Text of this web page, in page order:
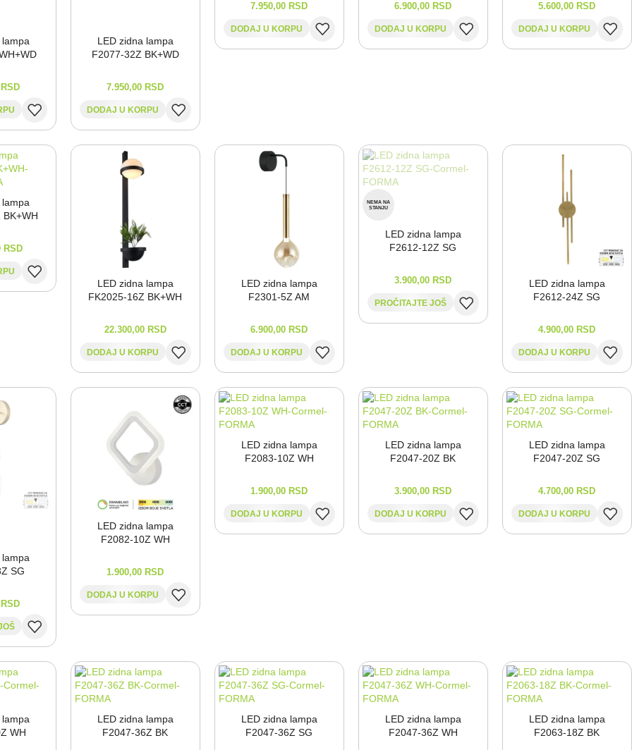
lampa
RSD
LED zidna lampa
F2077-⁠32Z BK+WD
7.950,00 RSD
DODAJ U KORPU
7.950,00 RSD
DODAJ U KORPU
6.900,00 RSD
DODAJ U KORPU
5.600,00 RSD
DODAJ U KORPU
lampa
RSD
LED zidna lampa
FK2025-⁠16Z BK+WH
22.300,00 RSD
DODAJ U KORPU
LED zidna lampa
F2301-⁠5Z AM
6.900,00 RSD
DODAJ U KORPU
NEMA NA
STANJU
LED zidna lampa
F2612-⁠12Z SG
3.900,00 RSD
PROČITAJTE JOŠ
LED zidna lampa
F2612-⁠24Z SG
4.900,00 RSD
DODAJ U KORPU
lampa
SG
RSD
LED zidna lampa
F2082-⁠10Z WH
1.900,00 RSD
DODAJ U KORPU
LED zidna lampa
F2083-⁠10Z WH
1.900,00 RSD
DODAJ U KORPU
LED zidna lampa
F2047-⁠20Z BK
3.900,00 RSD
DODAJ U KORPU
LED zidna lampa
F2047-⁠20Z SG
4.700,00 RSD
DODAJ U KORPU
lampa
WH
LED zidna lampa
F2047-⁠36Z BK
LED zidna lampa
F2047-⁠36Z SG
LED zidna lampa
F2047-⁠36Z WH
LED zidna lampa
F2063-⁠18Z BK